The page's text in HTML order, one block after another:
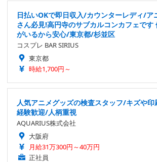
日払いOKで即日収入/カウンターレディ/ア
さん必見!高円寺のサブカルコンカフェです
がいるから安心/東京都/杉並区
コスプレ BAR SIRIUS
東京都
時給1,700円～
人気アニメグッズの検査スタッフ/キズや
経験歓迎/人柄重視
AQUARIUS株式会社
大阪府
月給31万300円～40万円
正社員